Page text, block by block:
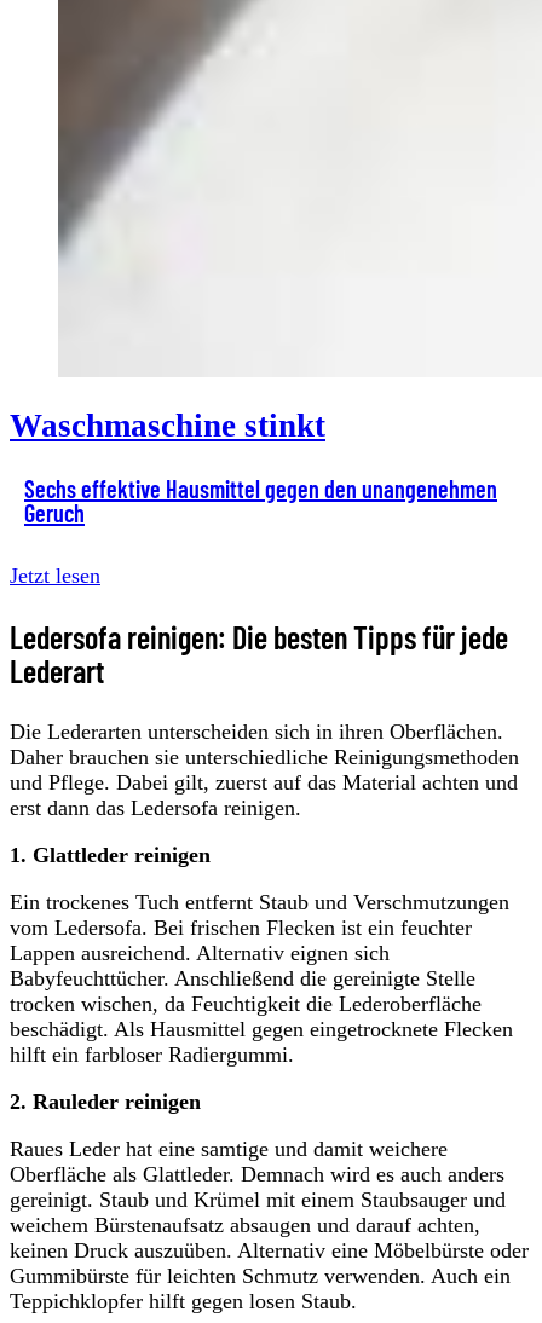
Waschmaschine stinkt
Sechs effektive Hausmittel gegen den unangenehmen
Geruch
Jetzt lesen
Ledersofa reinigen: Die besten Tipps für jede
Lederart
Die Lederarten unterscheiden sich in ihren Oberflächen.
Daher brauchen sie unterschiedliche Reinigungsmethoden
und Pflege. Dabei gilt, zuerst auf das Material achten und
erst dann das Ledersofa reinigen.
1. Glattleder reinigen
Ein trockenes Tuch entfernt Staub und Verschmutzungen
vom Ledersofa. Bei frischen Flecken ist ein feuchter
Lappen ausreichend. Alternativ eignen sich
Babyfeuchttücher. Anschließend die gereinigte Stelle
trocken wischen, da Feuchtigkeit die Lederoberfläche
beschädigt. Als Hausmittel gegen eingetrocknete Flecken
hilft ein farbloser Radiergummi.
2. Rauleder reinigen
Raues Leder hat eine samtige und damit weichere
Oberfläche als Glattleder. Demnach wird es auch anders
gereinigt. Staub und Krümel mit einem Staubsauger und
weichem Bürstenaufsatz absaugen und darauf achten,
keinen Druck auszuüben. Alternativ eine Möbelbürste oder
Gummibürste für leichten Schmutz verwenden. Auch ein
Teppichklopfer hilft gegen losen Staub.